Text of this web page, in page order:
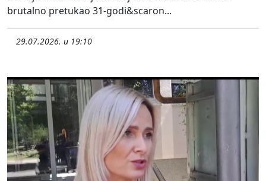
brutalno pretukao 31-godi&scaron...
29.07.2026. u 19:10